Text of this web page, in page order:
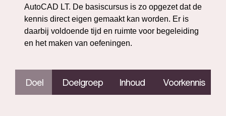
AutoCAD LT. De basiscursus is zo opgezet dat de
kennis direct eigen gemaakt kan worden. Er is
daarbij voldoende tijd en ruimte voor begeleiding
en het maken van oefeningen.
Doel Doelgroep Inhoud Voorkennis